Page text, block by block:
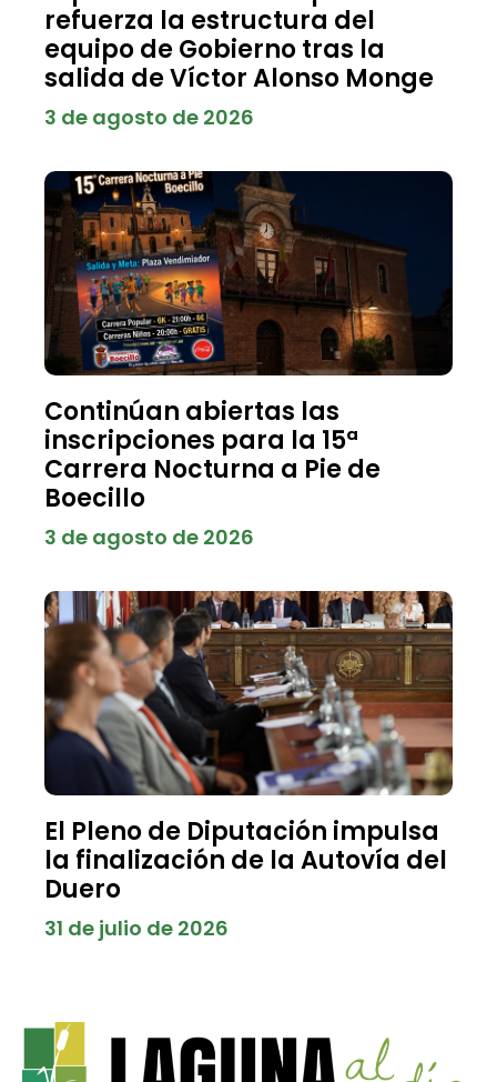
refuerza la estructura del
equipo de Gobierno tras la
salida de Víctor Alonso Monge
3 de agosto de 2026
Continúan abiertas las
inscripciones para la 15ª
Carrera Nocturna a Pie de
Boecillo
3 de agosto de 2026
El Pleno de Diputación impulsa
la finalización de la Autovía del
Duero
31 de julio de 2026